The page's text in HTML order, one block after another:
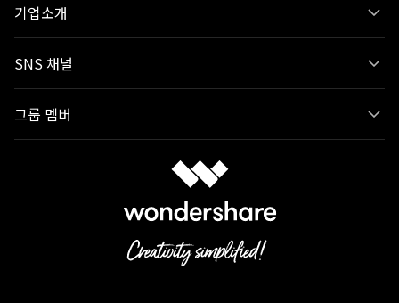
기업소개
SNS 채널
그룹 멤버